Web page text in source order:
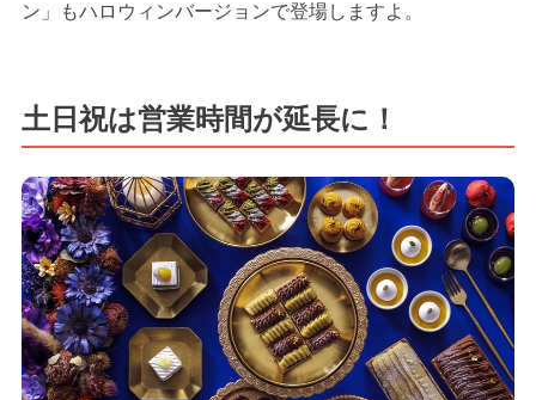
ン」もハロウィンバージョンで登場しますよ。
土日祝は営業時間が延長に！